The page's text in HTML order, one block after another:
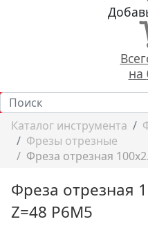
на
Каталог инструмента
Фрезы отрезные
Фреза отрезная
Фреза отрезная
Z=48 Р6М5